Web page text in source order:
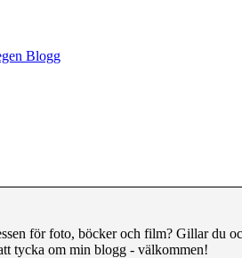
Blogg
för foto, böcker och film? Gillar du
tycka om min blogg - välkommen!